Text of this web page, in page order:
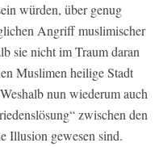
würden, über genug
Angriff muslimischer
sie nicht im Traum daran
Muslimen heilige Stadt
nun wiederum auch
zwischen den
Illusion gewesen sind.